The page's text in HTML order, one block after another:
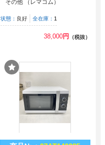
その他 （レマコム）
状態： 良好 全在庫： 1
38,000円 （税抜）